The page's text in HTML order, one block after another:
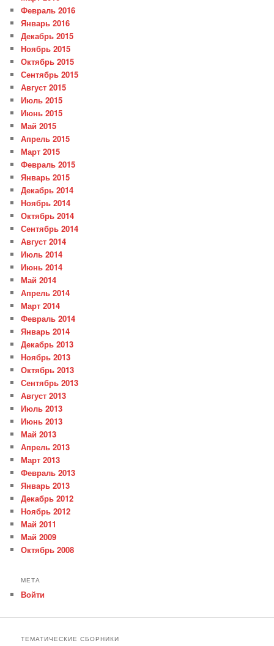
Февраль 2016
Январь 2016
Декабрь 2015
Ноябрь 2015
Октябрь 2015
Сентябрь 2015
Август 2015
Июль 2015
Июнь 2015
Май 2015
Апрель 2015
Март 2015
Февраль 2015
Январь 2015
Декабрь 2014
Ноябрь 2014
Октябрь 2014
Сентябрь 2014
Август 2014
Июль 2014
Июнь 2014
Май 2014
Апрель 2014
Март 2014
Февраль 2014
Январь 2014
Декабрь 2013
Ноябрь 2013
Октябрь 2013
Сентябрь 2013
Август 2013
Июль 2013
Июнь 2013
Май 2013
Апрель 2013
Март 2013
Февраль 2013
Январь 2013
Декабрь 2012
Ноябрь 2012
Май 2011
Май 2009
Октябрь 2008
МЕТА
Войти
ТЕМАТИЧЕСКИЕ СБОРНИКИ